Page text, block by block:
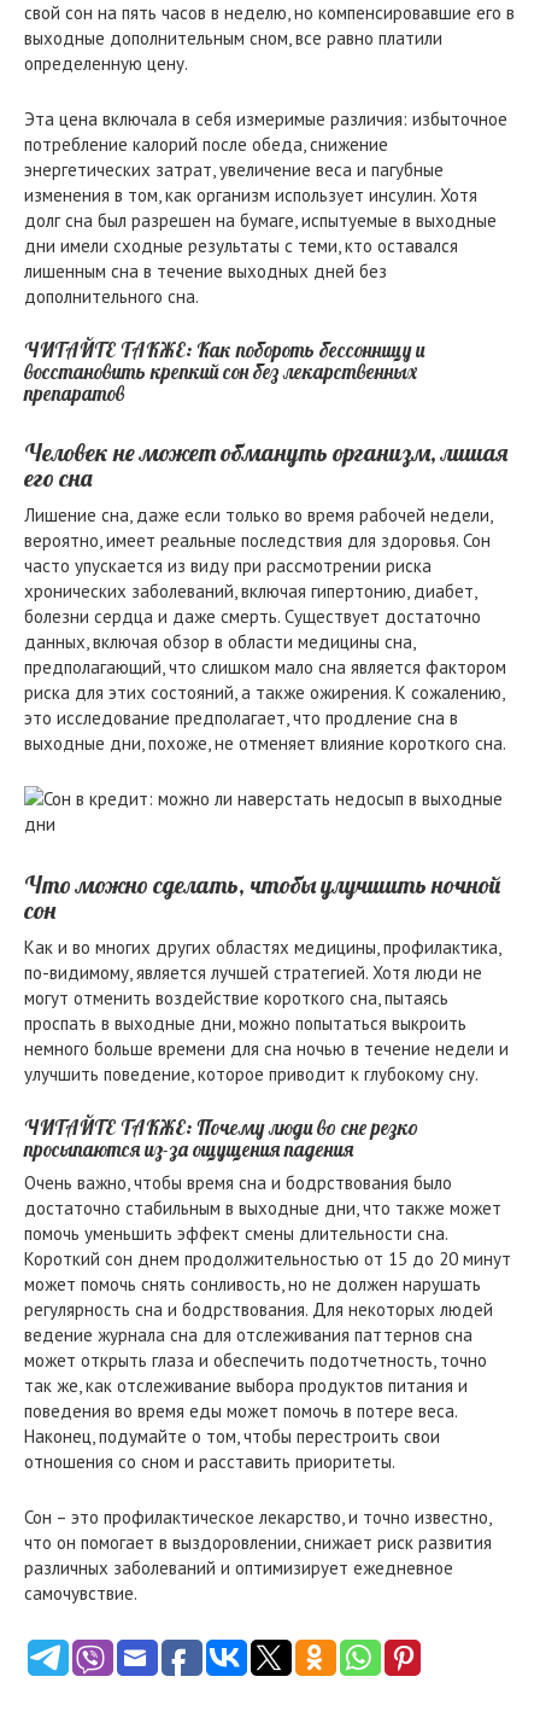
свой сон на пять часов в неделю, но компенсировавшие его в
выходные дополнительным сном, все равно платили
определенную цену.
Эта цена включала в себя измеримые различия: избыточное
потребление калорий после обеда, снижение
энергетических затрат, увеличение веса и пагубные
изменения в том, как организм использует инсулин. Хотя
долг сна был разрешен на бумаге, испытуемые в выходные
дни имели сходные результаты с теми, кто оставался
лишенным сна в течение выходных дней без
дополнительного сна.
ЧИТАЙТЕ ТАКЖЕ: Как побороть бессонницу и
восстановить крепкий сон без лекарственных
препаратов
Человек не может обмануть организм, лишая
его сна
Лишение сна, даже если только во время рабочей недели,
вероятно, имеет реальные последствия для здоровья. Сон
часто упускается из виду при рассмотрении риска
хронических заболеваний, включая гипертонию, диабет,
болезни сердца и даже смерть. Существует достаточно
данных, включая обзор в области медицины сна,
предполагающий, что слишком мало сна является фактором
риска для этих состояний, а также ожирения. К сожалению,
это исследование предполагает, что продление сна в
выходные дни, похоже, не отменяет влияние короткого сна.
Что можно сделать, чтобы улучшить ночной
сон
Как и во многих других областях медицины, профилактика,
по-видимому, является лучшей стратегией. Хотя люди не
могут отменить воздействие короткого сна, пытаясь
проспать в выходные дни, можно попытаться выкроить
немного больше времени для сна ночью в течение недели и
улучшить поведение, которое приводит к глубокому сну.
ЧИТАЙТЕ ТАКЖЕ: Почему люди во сне резко
просыпаются из-за ощущения падения
Очень важно, чтобы время сна и бодрствования было
достаточно стабильным в выходные дни, что также может
помочь уменьшить эффект смены длительности сна.
Короткий сон днем продолжительностью от 15 до 20 минут
может помочь снять сонливость, но не должен нарушать
регулярность сна и бодрствования. Для некоторых людей
ведение журнала сна для отслеживания паттернов сна
может открыть глаза и обеспечить подотчетность, точно
так же, как отслеживание выбора продуктов питания и
поведения во время еды может помочь в потере веса.
Наконец, подумайте о том, чтобы перестроить свои
отношения со сном и расставить приоритеты.
Сон – это профилактическое лекарство, и точно известно,
что он помогает в выздоровлении, снижает риск развития
различных заболеваний и оптимизирует ежедневное
самочувствие.